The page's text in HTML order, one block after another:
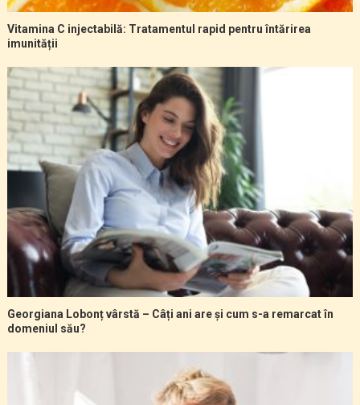
Vitamina C injectabilă: Tratamentul rapid pentru întărirea
imunității
Georgiana Lobonț vârstă – Câți ani are și cum s-a remarcat în
domeniul său?